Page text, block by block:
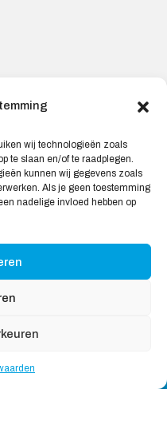
wij technologieën zoals
te slaan en/of te raadplegen.
kunnen wij gegevens zoals
Als je geen toestemming
nadelige invloed hebben op